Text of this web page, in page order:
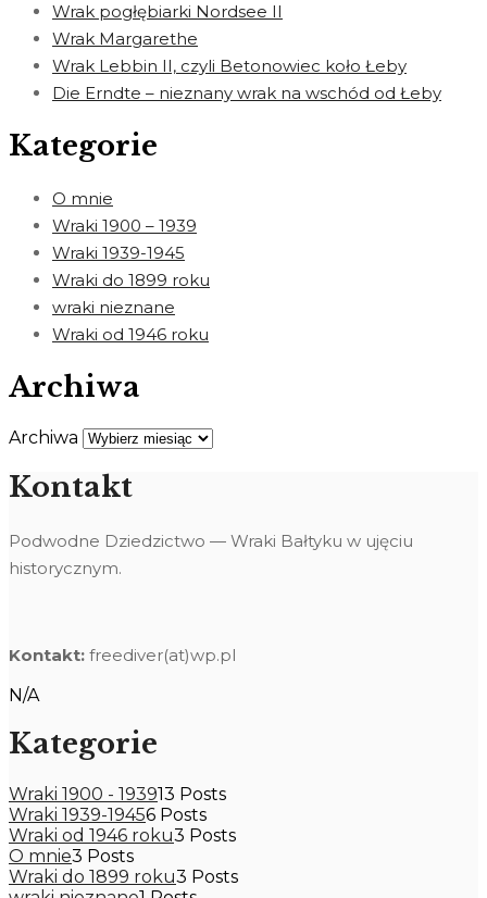
Wrak pogłębiarki Nordsee II
Wrak Margarethe
Wrak Lebbin II, czyli Betonowiec koło Łeby
Die Erndte – nieznany wrak na wschód od Łeby
Kategorie
O mnie
Wraki 1900 – 1939
Wraki 1939-1945
Wraki do 1899 roku
wraki nieznane
Wraki od 1946 roku
Archiwa
Archiwa
Kontakt
Podwodne Dziedzictwo — Wraki Bałtyku w ujęciu
historycznym.
Kontakt: freediver(at)wp.pl
N/A
Kategorie
Wraki 1900 - 193913 Posts
Wraki 1939-19456 Posts
Wraki od 1946 roku3 Posts
O mnie3 Posts
Wraki do 1899 roku3 Posts